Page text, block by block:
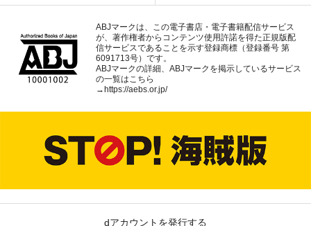
ABJマークは、この電子書店・電子書籍配信サービス
が、著作権者からコンテンツ使用許諾を得た正規版配
信サービスであることを示す登録商標（登録番号 第
6091713号）です。
ABJマークの詳細、ABJマークを掲示しているサービス
の一覧はこちら
→https://aebs.or.jp/
dアカウントを発行する